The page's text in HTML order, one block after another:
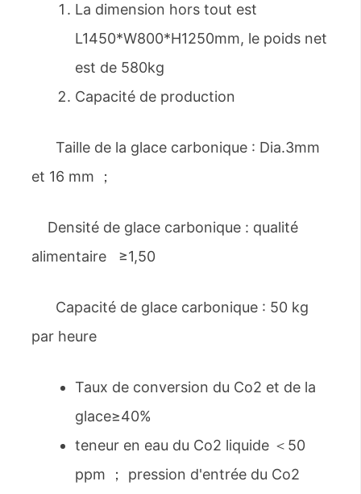
La dimension hors tout est
L1450*W800*H1250mm, le poids net
est de 580kg
Capacité de production
Taille de la glace carbonique : Dia.3mm
et 16 mm ；
Densité de glace carbonique : qualité
alimentaire ≥1,50
Capacité de glace carbonique : 50 kg
par heure
Taux de conversion du Co2 et de la
glace≥40%
teneur en eau du Co2 liquide ＜50
ppm ； pression d'entrée du Co2